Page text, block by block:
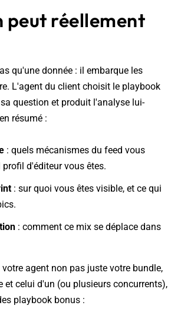
peut réellement
qu'une donnée : il embarque les
L'agent du client choisit le playbook
question et produit l'analyse lui-
résumé :
: quels mécanismes du feed vous
profil d'éditeur vous êtes.
: sur quoi vous êtes visible, et ce qui
: comment ce mix se déplace dans
agent non pas juste votre bundle,
et celui d'un (ou plusieurs concurrents),
playbook bonus :